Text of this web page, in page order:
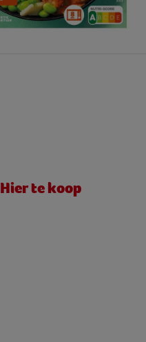
Hier te koop